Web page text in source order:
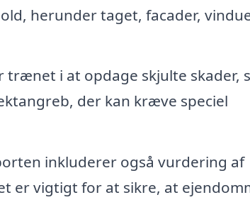
herunder taget, facader,
i at opdage skjulte skader,
der kan kræve speciel
inkluderer også vurdering af
er vigtigt for at sikre, at